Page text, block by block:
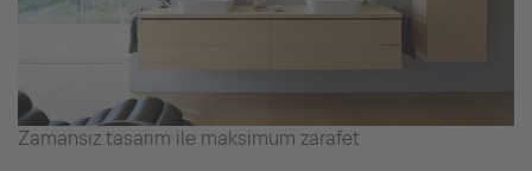
Zamansız tasarım ile maksimum zarafet